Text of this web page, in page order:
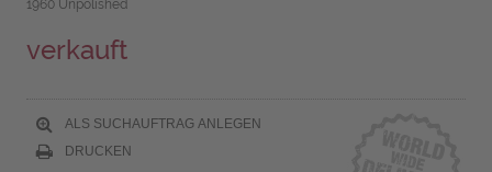
1960 Unpolished
verkauft
ALS SUCHAUFTRAG ANLEGEN
DRUCKEN